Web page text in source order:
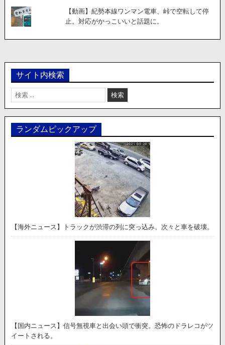
【動画】紀勢本線ワンマン電車、峠で空転して停
止。対応がかっこいいと話題に。
サイト内検索
検
索:
ランダムピックアップ
【海外ニュース】トラックが渋滞の列に突っ込み、次々と車を破壊。
【国内ニュース】信号無視車と出会い頭で衝突。恐怖のドラレコがツ
イートされる。